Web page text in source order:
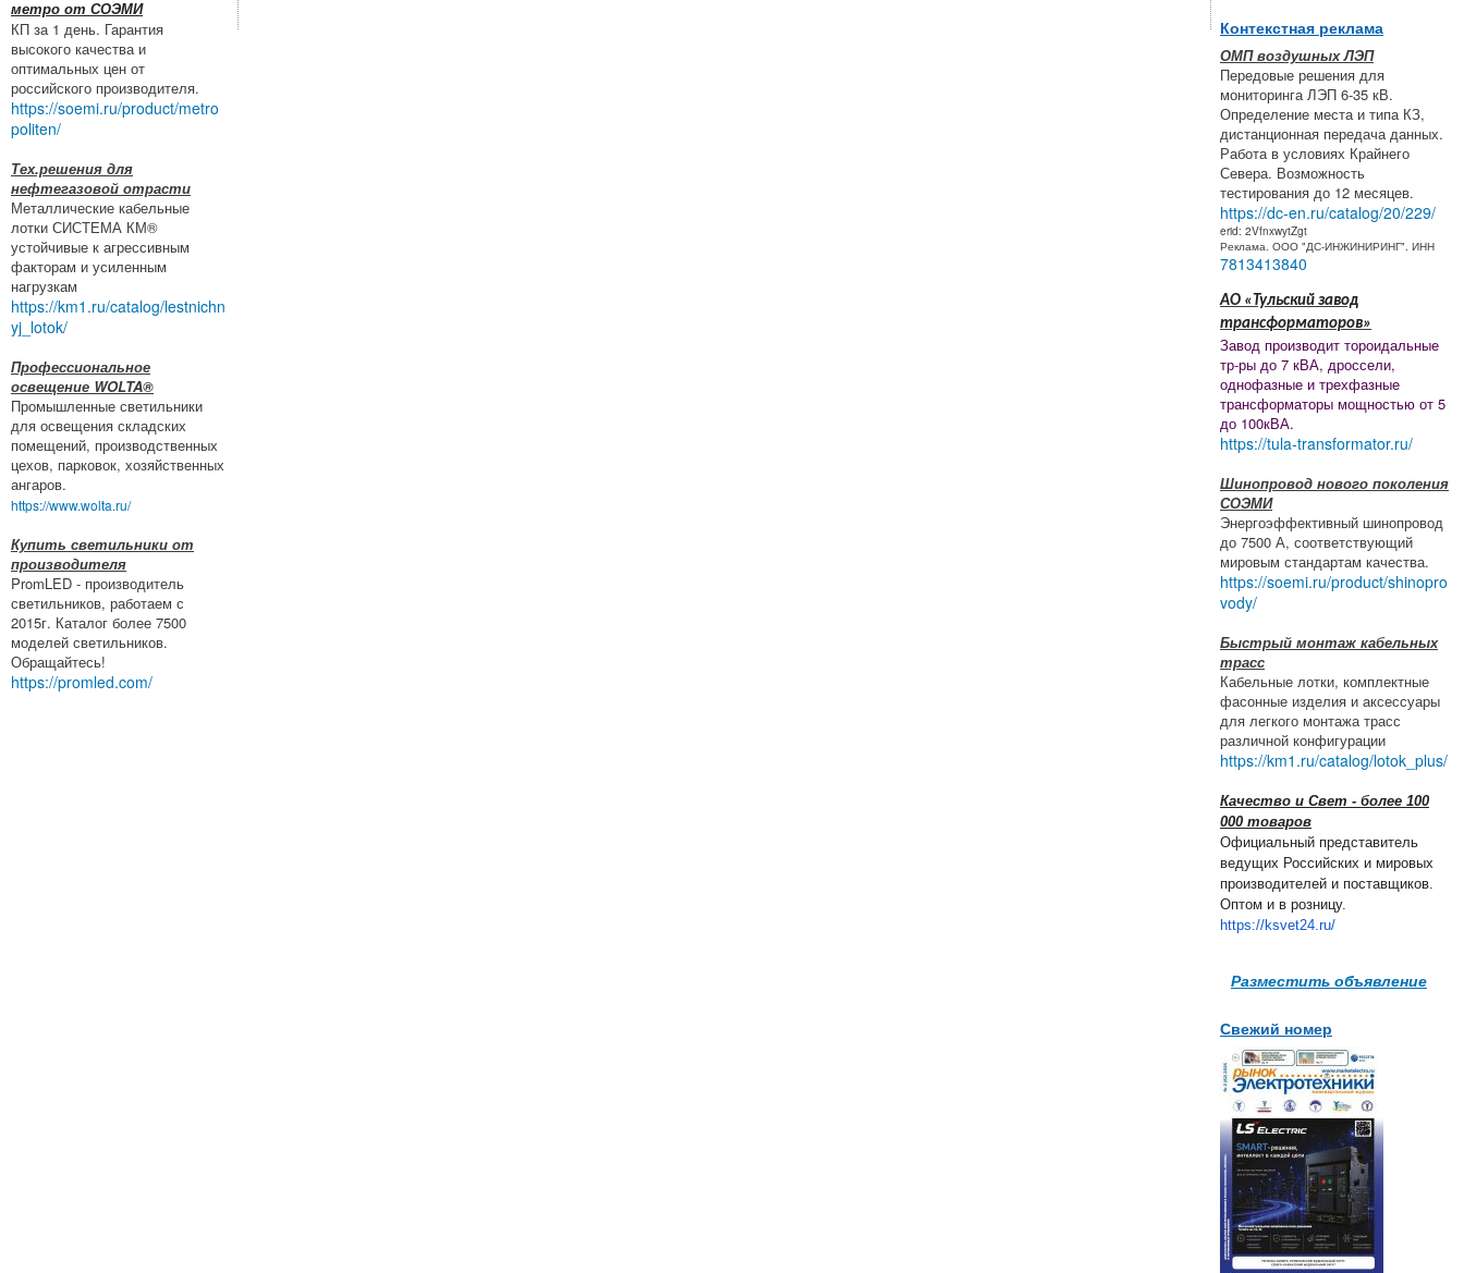
метро от СОЭМИ
КП за 1 день. Гарантия
высокого качества и
оптимальных цен от
российского производителя.
https://soemi.ru/product/metro
politen/
Тех.решения для
нефтегазовой отрасти
Металлические кабельные
лотки СИСТЕМА КМ®
устойчивые к агрессивным
факторам и усиленным
нагрузкам
https://km1.ru/catalog/lestnichn
yj_lotok/
Профессиональное
освещение WOLTA®
Промышленные светильники
для освещения складских
помещений, производственных
цехов, парковок, хозяйственных
ангаров.
https://www.wolta.ru/
Купить светильники от
производителя
PromLED - производитель
светильников, работаем с
2015г. Каталог более 7500
моделей светильников.
Обращайтесь!
https://promled.com/
Контекстная реклама
ОМП воздушных ЛЭП
Передовые решения для
мониторинга ЛЭП 6-35 кВ.
Определение места и типа КЗ,
дистанционная передача данных.
Работа в условиях Крайнего
Севера. Возможность
тестирования до 12 месяцев.
https://dc-en.ru/catalog/20/229/
erid: 2VfnxwytZgt
Реклама. ООО "ДС-ИНЖИНИРИНГ". ИНН
7813413840
АО «Тульский завод
трансформаторов»
Завод производит тороидальные
тр-ры до 7 кВА, дроссели,
однофазные и трехфазные
трансформаторы мощностью от 5
до 100кВА.
https://tula-transformator.ru/
Шинопровод нового поколения
СОЭМИ
Энергоэффективный шинопровод
до 7500 А, соответствующий
мировым стандартам качества.
https://soemi.ru/product/shinopro
vody/
Быстрый монтаж кабельных
трасс
Кабельные лотки, комплектные
фасонные изделия и аксессуары
для легкого монтажа трасс
различной конфигурации
https://km1.ru/catalog/lotok_plus/
Качество и Свет - более 100
000 товаров
Официальный представитель
ведущих Российских и мировых
производителей и поставщиков.
Оптом и в розницу.
https://ksvet24.ru/
Разместить объявление
Свежий номер